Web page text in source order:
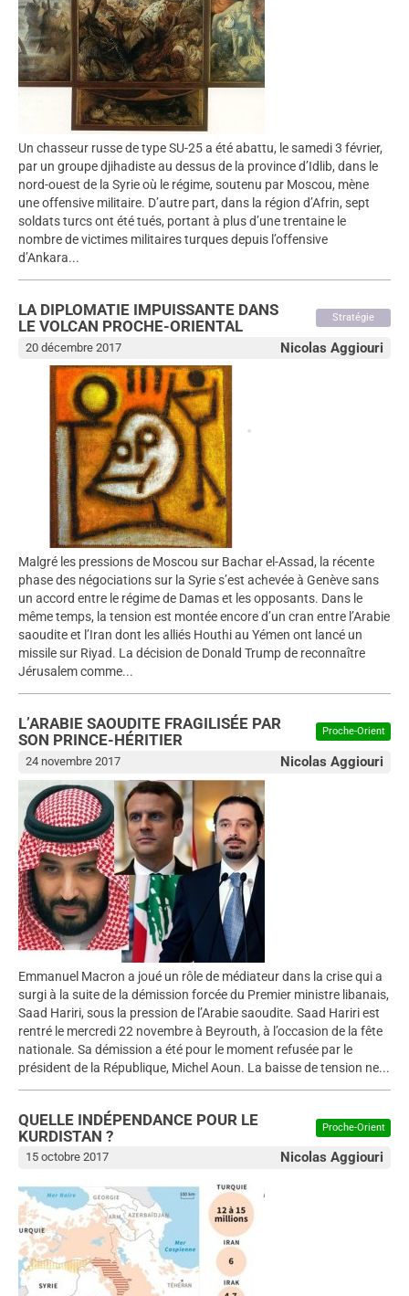
Un chasseur russe de type SU-25 a été abattu, le samedi 3 février,
par un groupe djihadiste au dessus de la province d’Idlib, dans le
nord-ouest de la Syrie où le régime, soutenu par Moscou, mène
une offensive militaire. D’autre part, dans la région d’Afrin, sept
soldats turcs ont été tués, portant à plus d’une trentaine le
nombre de victimes militaires turques depuis l’offensive
d’Ankara...
Stratégie
LA DIPLOMATIE IMPUISSANTE DANS
LE VOLCAN PROCHE-ORIENTAL
Nicolas Aggiouri
20 décembre 2017
Malgré les pressions de Moscou sur Bachar el-Assad, la récente
phase des négociations sur la Syrie s’est achevée à Genève sans
un accord entre le régime de Damas et les opposants. Dans le
même temps, la tension est montée encore d’un cran entre l’Arabie
saoudite et l’Iran dont les alliés Houthi au Yémen ont lancé un
missile sur Riyad. La décision de Donald Trump de reconnaître
Jérusalem comme...
Proche-Orient
L’ARABIE SAOUDITE FRAGILISÉE PAR
SON PRINCE-HÉRITIER
Nicolas Aggiouri
24 novembre 2017
Emmanuel Macron a joué un rôle de médiateur dans la crise qui a
surgi à la suite de la démission forcée du Premier ministre libanais,
Saad Hariri, sous la pression de l’Arabie saoudite. Saad Hariri est
rentré le mercredi 22 novembre à Beyrouth, à l’occasion de la fête
nationale. Sa démission a été pour le moment refusée par le
président de la République, Michel Aoun. La baisse de tension ne...
Proche-Orient
QUELLE INDÉPENDANCE POUR LE
KURDISTAN ?
Nicolas Aggiouri
15 octobre 2017